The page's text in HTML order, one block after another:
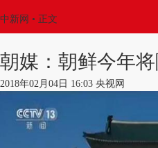
中新网 • 正文
朝媒：朝鲜今年
2018年02月04日 16:03 央视网